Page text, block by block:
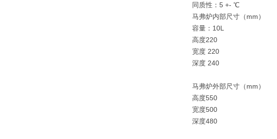
同质性：5 +- ℃
马弗炉内部尺寸（mm）
容量：10L
高度220
宽度 220
深度 240
马弗炉外部尺寸（mm）
高度550
宽度500
深度480